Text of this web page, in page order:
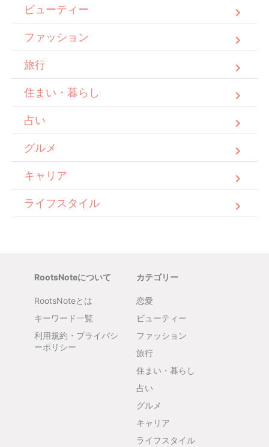
ビューティー
ファッション
旅行
住まい・暮らし
占い
グルメ
キャリア
ライフスタイル
RootsNoteについて
RootsNoteとは
キーワード一覧
利用規約・プライバシ
ーポリシー
カテゴリー
恋愛
ビューティー
ファッション
旅行
住まい・暮らし
占い
グルメ
キャリア
ライフスタイル